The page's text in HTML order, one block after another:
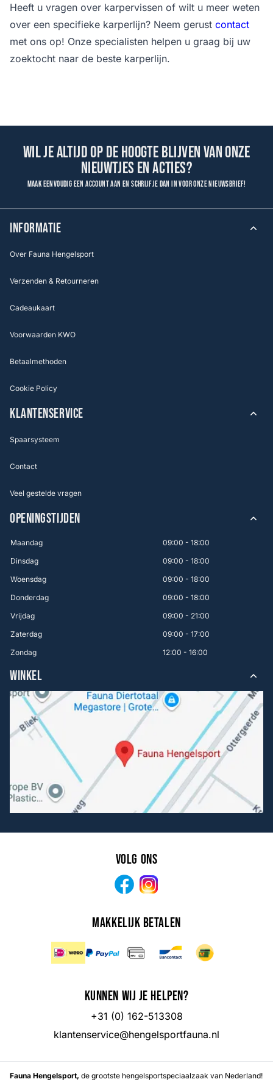
Heeft u vragen over karpervissen of wilt u meer weten
over een specifieke karperlijn? Neem gerust contact
met ons op! Onze specialisten helpen u graag bij uw
zoektocht naar de beste karperlijn.
Wil je altijd op de hoogte blijven van onze
nieuwtjes en acties?
Maak eenvoudig een account aan en schrijf je dan in voor onze nieuwsbrief!
INFORMATIE
Over Fauna Hengelsport
Verzenden & Retourneren
Cadeaukaart
Voorwaarden KWO
Betaalmethoden
Cookie Policy
KLANTENSERVICE
Spaarsysteem
Contact
Veel gestelde vragen
OPENINGSTIJDEN
Maandag
09:00 - 18:00
Dinsdag
09:00 - 18:00
Woensdag
09:00 - 18:00
Donderdag
09:00 - 18:00
Vrijdag
09:00 - 21:00
Zaterdag
09:00 - 17:00
Zondag
12:00 - 16:00
WINKEL
Volg ons
Facebook
Makkelijk betalen
Kunnen wij je helpen?
+31 (0) 162-513308
klantenservice@hengelsportfauna.nl
Fauna Hengelsport, de grootste hengelsportspeciaalzaak van Nederland!